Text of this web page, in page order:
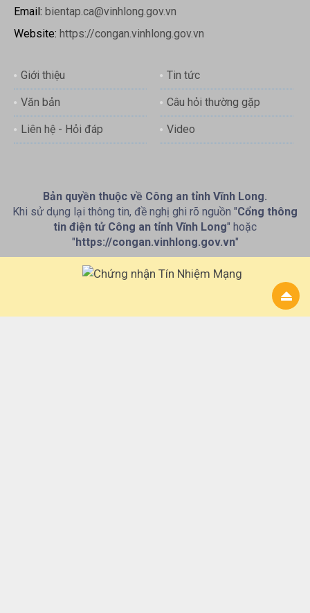
Email: bientap.ca@vinhlong.gov.vn
Website: https://congan.vinhlong.gov.vn
Giới thiệu Tin tức
Văn bản Câu hỏi thường gặp
Liên hệ - Hỏi đáp Video
Bản quyền thuộc về Công an tỉnh Vĩnh Long.
Khi sử dụng lại thông tin, đề nghị ghi rõ nguồn "Cổng thông
tin điện tử Công an tỉnh Vĩnh Long" hoặc
"https://congan.vinhlong.gov.vn"